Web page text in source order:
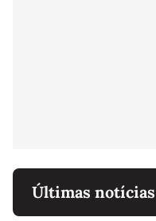
Últimas notícias